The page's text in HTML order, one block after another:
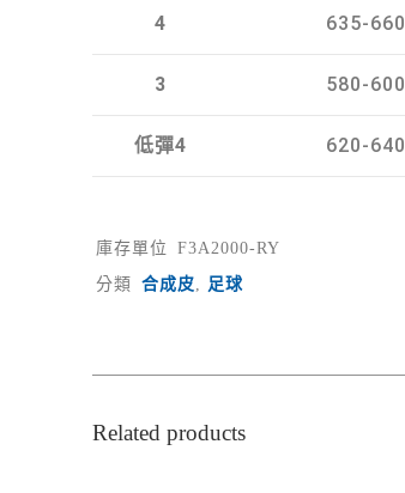
4 635-660
3 580-600
低彈4 620-640
庫存單位
F3A2000-RY
分類
合成皮 足球
Related products